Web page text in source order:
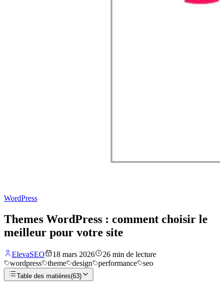
WordPress
Themes WordPress : comment choisir le
meilleur pour votre site
ElevaSEO 18 mars 2026 26 min de lecture
wordpress
theme design performance seo
Table des matières(63)